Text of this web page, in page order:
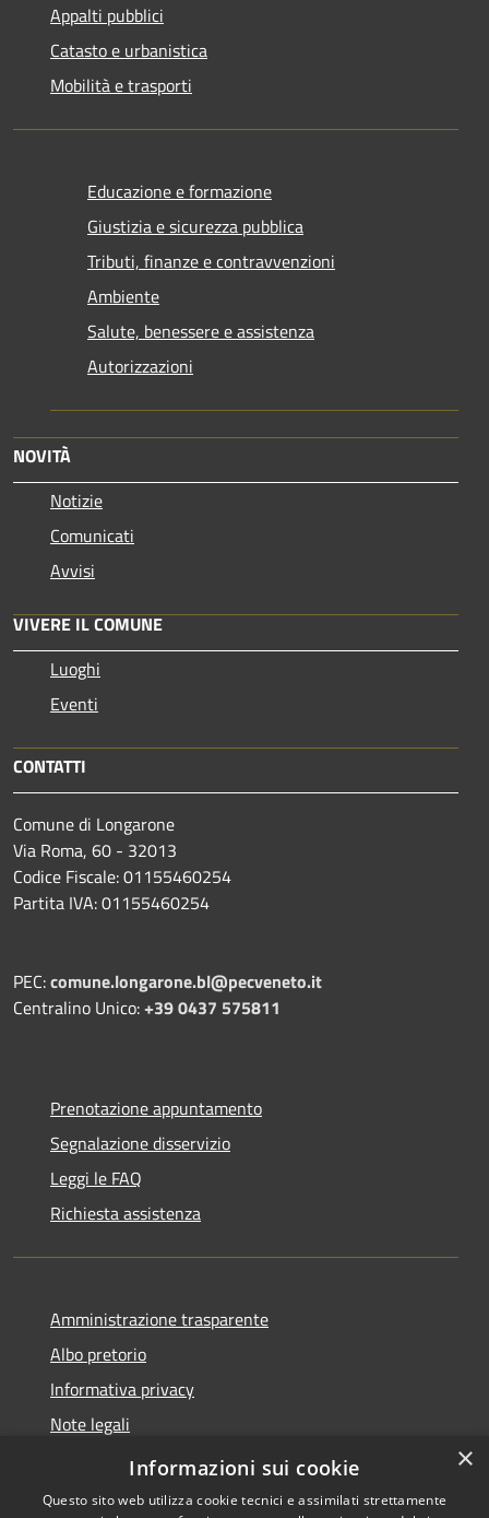
Appalti pubblici
Catasto e urbanistica
Mobilità e trasporti
Educazione e formazione
Giustizia e sicurezza pubblica
Tributi, finanze e contravvenzioni
Ambiente
Salute, benessere e assistenza
Autorizzazioni
NOVITÀ
Notizie
Comunicati
Avvisi
VIVERE IL COMUNE
Luoghi
Eventi
CONTATTI
Comune di Longarone
Via Roma, 60 - 32013
Codice Fiscale: 01155460254
Partita IVA: 01155460254
PEC:comune.longarone.bl@pecveneto.it
Centralino Unico:+39 0437 575811
Prenotazione appuntamento
Segnalazione disservizio
Leggi le FAQ
Richiesta assistenza
Amministrazione trasparente
Albo pretorio
Informativa privacy
Note legali
Dichiarazione di accessibilità
×
Informazioni sui cookie
Questo sito web utilizza cookie tecnici e assimilati strettamente